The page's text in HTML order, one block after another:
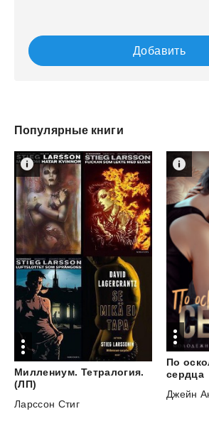
Добавить
Популярные книги
Миллениум. Тетралогия.
(ЛП)
Ларссон Стиг
По
сердца
Джейн